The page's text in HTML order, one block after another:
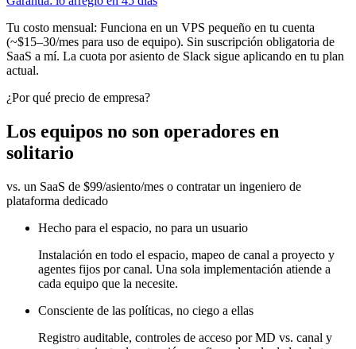
Tu costo mensual: Funciona en un VPS pequeño en tu cuenta
(~$15–30/mes para uso de equipo). Sin suscripción obligatoria de
SaaS a mí. La cuota por asiento de Slack sigue aplicando en tu plan
actual.
¿Por qué precio de empresa?
Los equipos no son operadores en
solitario
vs. un SaaS de $99/asiento/mes o contratar un ingeniero de
plataforma dedicado
Hecho para el espacio, no para un usuario
Instalación en todo el espacio, mapeo de canal a proyecto y
agentes fijos por canal. Una sola implementación atiende a
cada equipo que la necesite.
Consciente de las políticas, no ciego a ellas
Registro auditable, controles de acceso por MD vs. canal y